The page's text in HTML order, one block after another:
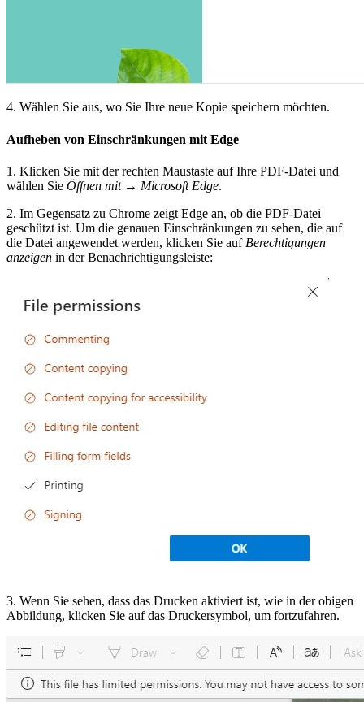
4. Wählen Sie aus, wo Sie Ihre neue Kopie speichern möchten.
Aufheben von Einschränkungen mit Edge
1. Klicken Sie mit der rechten Maustaste auf Ihre PDF-Datei und
wählen Sie Öffnen mit→ Microsoft Edge.
2. Im Gegensatz zu Chrome zeigt Edge an, ob die PDF-Datei
geschützt ist. Um die genauen Einschränkungen zu sehen, die auf
die Datei angewendet werden, klicken Sie auf Berechtigungen
anzeigen in der Benachrichtigungsleiste:
3. Wenn Sie sehen, dass das Drucken aktiviert ist, wie in der obigen
Abbildung, klicken Sie auf das Druckersymbol, um fortzufahren.